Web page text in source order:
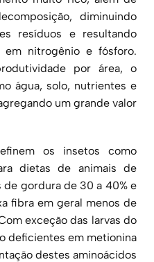
diminuindo
resíduos e resultando
nitrogênio e fósforo.
por área, o
água, solo, nutrientes e
um grande valor
os insetos como
dietas de animais de
gordura de 30 a 40% e
fibra em geral menos de
exceção das larvas do
deficientes em me­tionina
destes aminoácidos